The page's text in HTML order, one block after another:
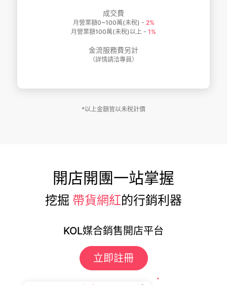
成交費
月營業額0~100萬(未稅) - 2%
月營業額100萬(未稅)以上 - 1%
金流服務費另計
（詳情請洽專員）
*以上金額皆以未稅計價
開店開團一站掌握
挖掘 帶貨網紅的行銷利器
KOL媒合銷售開店平台
立即註冊